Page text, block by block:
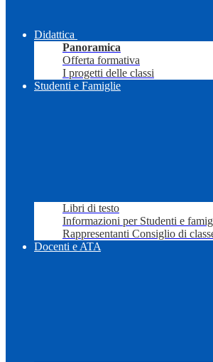
Didattica
Panoramica
Offerta formativa
I progetti delle classi
Studenti e Famiglie
Libri di testo
Informazioni per Studenti e
Rappresentanti Consiglio di
Docenti e ATA